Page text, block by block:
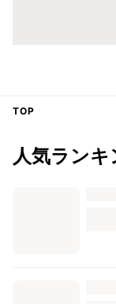
TOP
人気ランキ